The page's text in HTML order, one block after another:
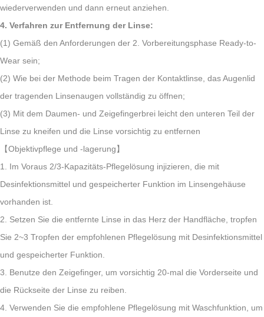
wiederverwenden und dann erneut anziehen.
4. Verfahren zur Entfernung der Linse:
(1) Gemäß den Anforderungen der 2. Vorbereitungsphase Ready-to-
Wear sein;
(2) Wie bei der Methode beim Tragen der Kontaktlinse, das Augenlid
der tragenden Linsenaugen vollständig zu öffnen;
(3) Mit dem Daumen- und Zeigefingerbrei leicht den unteren Teil der
Linse zu kneifen und die Linse vorsichtig zu entfernen
【Objektivpflege und -lagerung】
1. Im Voraus 2/3-Kapazitäts-Pflegelösung injizieren, die mit
Desinfektionsmittel und gespeicherter Funktion im Linsengehäuse
vorhanden ist.
2. Setzen Sie die entfernte Linse in das Herz der Handfläche, tropfen
Sie 2~3 Tropfen der empfohlenen Pflegelösung mit Desinfektionsmittel
und gespeicherter Funktion.
3. Benutze den Zeigefinger, um vorsichtig 20-mal die Vorderseite und
die Rückseite der Linse zu reiben.
4. Verwenden Sie die empfohlene Pflegelösung mit Waschfunktion, um